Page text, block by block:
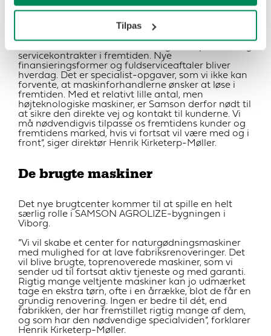
Tilpas
også fremover, hvor han imødeser stadig øgede
servicekontrakter i fremtiden. Nye
finansieringsformer og fuldserviceaftaler bliver
hverdag. Det er specialist-opgaver, som vi ikke kan
forvente, at maskinforhandlerne ønsker at løse i
fremtiden. Med et relativt lille antal, men
højteknologiske maskiner, er Samson derfor nødt til
at sikre den direkte vej og kontakt til kunderne. Vi
må nødvendigvis tilpasse os fremtidens kunder og
fremtidens marked, hvis vi fortsat vil være med og i
front”, siger direktør Henrik Kirketerp-Møller.
De brugte maskiner
Det nye brugtcenter kommer til at spille en helt
særlig rolle i SAMSON AGROLIZE-bygningen i
Viborg.
”Vi vil skabe et center for naturgødningsmaskiner
med mulighed for at lave fabriksrenoveringer. Det
vil blive brugte, toprenoverede maskiner, som vi
sender ud til fortsat aktiv tjeneste og med garanti.
Rigtig mange veltjente maskiner kan jo udmærket
tage en ekstra tørn, ofte i en årrække, blot de får en
grundig renovering. Ingen er bedre til dét, end
fabrikken, der har fremstillet rigtig mange af dem,
og som har den nødvendige specialviden”, forklarer
Henrik Kirketerp-Møller.